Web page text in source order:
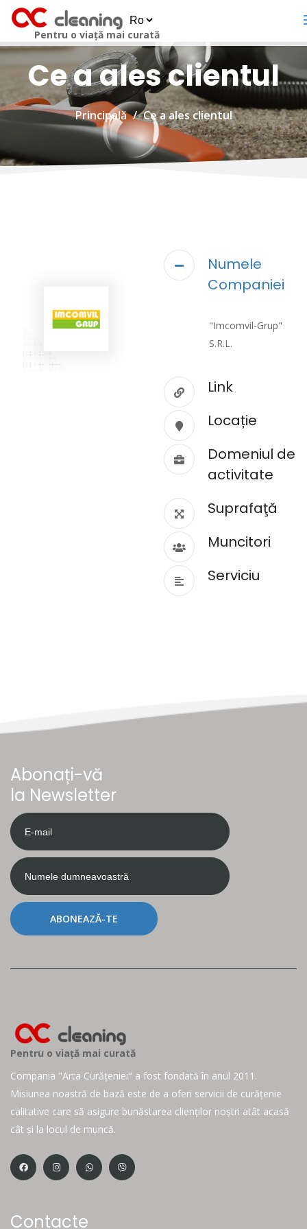
Pentru o viață mai curată
Ce a ales clientul
Principală Ce a ales clientul
Numele
Companiei
"Imcomvil-Grup"
S.R.L.
Link
Locație
Domeniul de
activitate
Suprafaţă
Muncitori
Serviciu
Abonați-vă
la Newsletter
ABONEAZĂ-TE
Pentru o viață mai curată
Compania "Arta Curățeniei" a fost fondată în anul 2011.
Misiunea noastră de bază este de a oferi servicii de curățenie
calitative care să asigure bunăstarea clienților noștri atât acasă
cât și la locul de muncă.
Contacte